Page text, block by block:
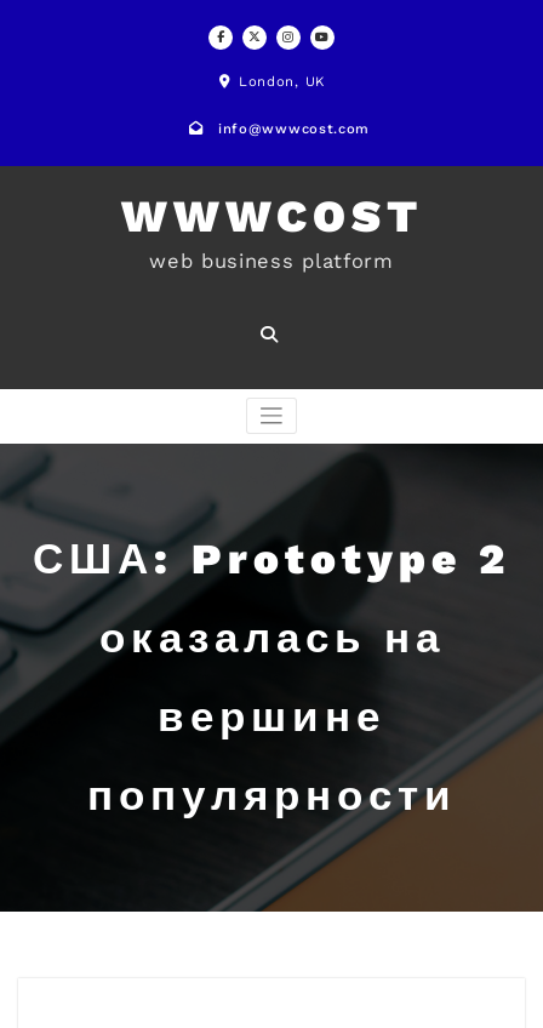
London, UK
info@wwwcost.com
WWWCOST
web business platform
США: Prototype 2
оказалась на
вершине
популярности